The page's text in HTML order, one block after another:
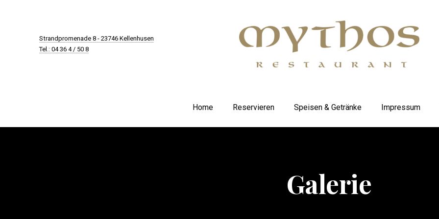
Strandpromenade 8 - 23746 Kellenhusen
Tel.: 04 36 4 / 50 8
Home Reservieren Speisen & Getränke Impressum
Galerie